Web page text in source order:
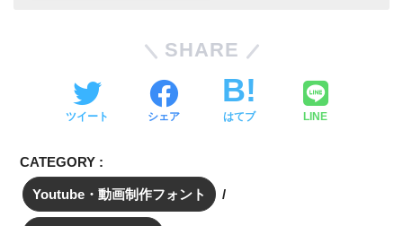
SHARE
ツイート シェア はてブ LINE
CATEGORY :
Youtube・動画制作フォント